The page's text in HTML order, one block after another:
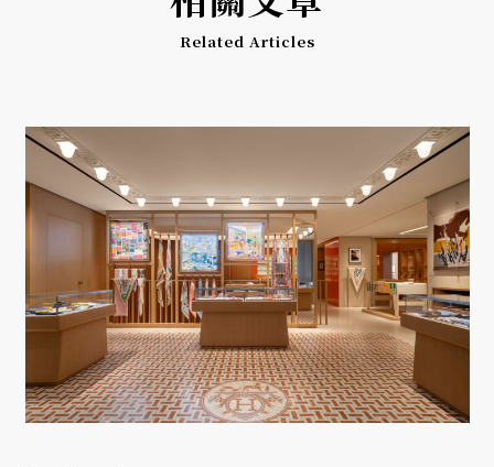
Related Articles